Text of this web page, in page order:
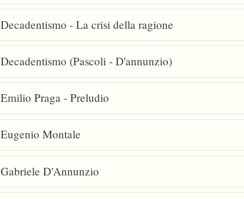
Decadentismo - La crisi della ragione
Decadentismo (Pascoli - D'annunzio)
Emilio Praga - Preludio
Eugenio Montale
Gabriele D'Annunzio